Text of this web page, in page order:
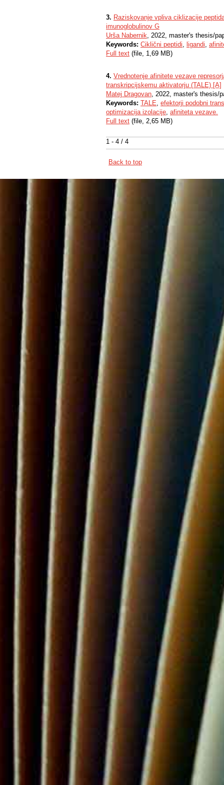
1 - 4 / 4
3. Raziskovanje vpliva ciklizacije
imunoglobulinov G
Urša Nabernik, 2022, master's thesis/
Keywords: Ciklični peptidi, ligandi,
Full text (file, 1,69 MB)
4. Vrednotenje afinitete vezave
transkripcijskemu aktivatorju (TALE) [A]
Matej Dragovan, 2022, master's thesis/
Keywords: TALE, efektorji podobni
optimizacija izolacije, afiniteta vezave.
Full text (file, 2,65 MB)
Back to top